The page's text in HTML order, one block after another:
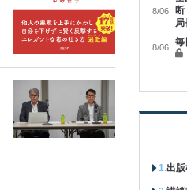
8/06
局
8/06 毎
出